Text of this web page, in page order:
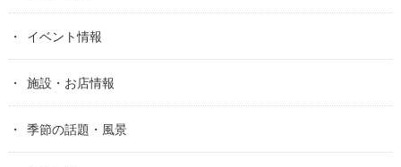
イベント情報
施設・お店情報
季節の話題・風景